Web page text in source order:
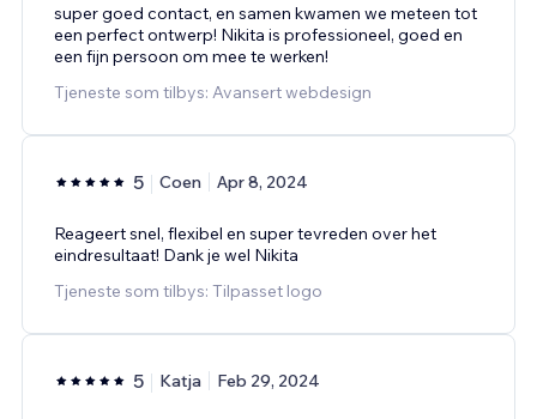
super goed contact, en samen kwamen we meteen tot
een perfect ontwerp! Nikita is professioneel, goed en
een fijn persoon om mee te werken!
Tjeneste som tilbys: Avansert webdesign
5 Coen Apr 8, 2024
Reageert snel, flexibel en super tevreden over het
eindresultaat! Dank je wel Nikita
Tjeneste som tilbys: Tilpasset logo
5 Katja Feb 29, 2024